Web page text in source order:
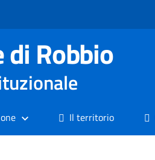
di Robbio
Il territorio